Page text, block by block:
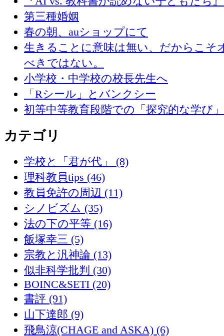
第三種婚姻
春の朝、auショップにて
生きることに意味は無い、だからこそ
べきではない。
小学校・中学校の校長先生へ
「Rシール」とバンクシー
初等中等教育段階での「探究的な学び
カテゴリ
学校と「君が代」 (8)
理科教員tips (46)
教員免許の周辺 (11)
シノビズム (35)
法の下の平等 (16)
飯塚幸三 (5)
宗教と汎神論 (13)
似非科学批判 (30)
BOINC&SETI (20)
書評 (91)
山下達郎 (9)
飛鳥涼(CHAGE and ASKA) (6)